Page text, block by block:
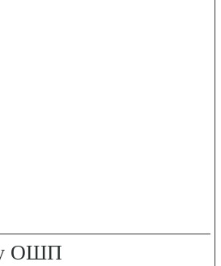
ОШП